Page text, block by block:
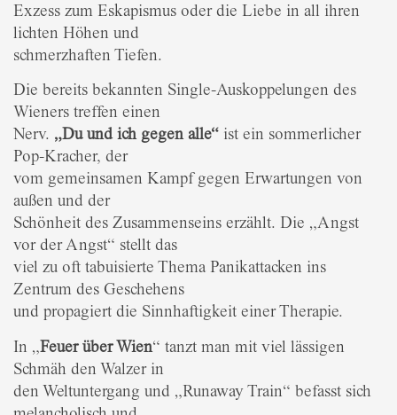
Exzess zum Eskapismus oder die Liebe in all ihren
lichten Höhen und
schmerzhaften Tiefen.
Die bereits bekannten Single-Auskoppelungen des
Wieners treffen einen
Nerv. „Du und ich gegen alle“ ist ein sommerlicher
Pop-Kracher, der
vom gemeinsamen Kampf gegen Erwartungen von
außen und der
Schönheit des Zusammenseins erzählt. Die „Angst
vor der Angst“ stellt das
viel zu oft tabuisierte Thema Panikattacken ins
Zentrum des Geschehens
und propagiert die Sinnhaftigkeit einer Therapie.
In „Feuer über Wien“ tanzt man mit viel lässigen
Schmäh den Walzer in
den Weltuntergang und „Runaway Train“ befasst sich